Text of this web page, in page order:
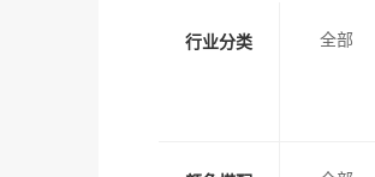
行业分类 全部